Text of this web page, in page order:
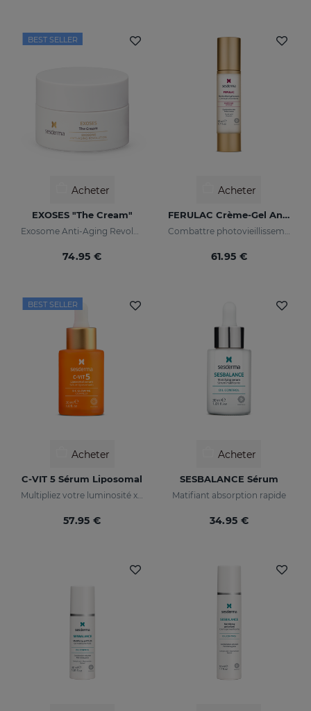
BEST SELLER
Acheter
EXOSES "The Cream"
74.95 €
Acheter
FERULAC Crème-Gel Antioxydante
61.95 €
BEST SELLER
Acheter
C-VIT 5 Sérum Liposomal
57.95 €
Acheter
SESBALANCE Sérum
Matifiant absorption rapide
34.95 €